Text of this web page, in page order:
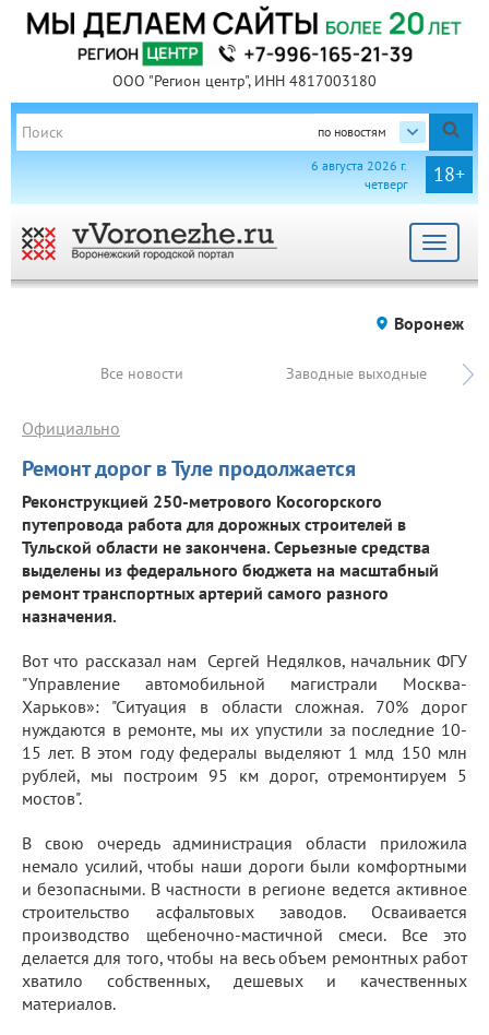
ООО "Регион центр", ИНН 4817003180
по новостям
18+
6 августа 2026 г.
четверг
Toggle
Воронеж
Все новости Заводные выходные
Ремонт дорог в Туле продолжается
Официально
Реконструкцией 250-метрового Косогорского
путепровода работа для дорожных строителей в
Тульской области не закончена. Серьезные средства
выделены из федерального бюджета на масштабный
ремонт транспортных артерий самого разного
назначения.
Вот что рассказал нам Сергей Недялков, начальник ФГУ
"Управление автомобильной магистрали Москва-
Харьков»: "Ситуация в области сложная. 70% дорог
нуждаются в ремонте, мы их упустили за последние 10-
15 лет. В этом году федералы выделяют 1 млд 150 млн
рублей, мы построим 95 км дорог, отремонтируем 5
мостов".
В свою очередь администрация области приложила
немало усилий, чтобы наши дороги были комфортными
и безопасными. В частности в регионе ведется активное
строительство асфальтовых заводов. Осваивается
производство щебеночно-мастичной смеси. Все это
делается для того, чтобы на весь объем ремонтных работ
хватило собственных, дешевых и качественных
материалов.